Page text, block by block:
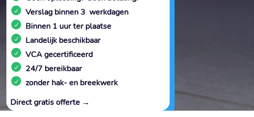
Verslag binnen 3 werkdagen
Binnen 1 uur ter plaatse
Landelijk beschikbaar
VCA gecertificeerd
24/7 bereikbaar
zonder hak- en breekwerk
Direct gratis offerte →